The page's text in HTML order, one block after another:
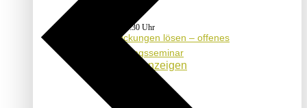
20:30
Verstrickungen lösen – offenes
Aufstellungsseminar
Kalender anzeigen